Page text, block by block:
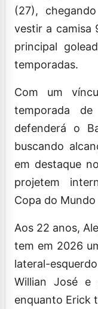
(27),
vestir a camisa
principal
temporadas.
Com um
temporada
defenderá o
buscando
em destaque
projetem
Copa do
Aos 22 anos,
tem em 2026
lateral-
Willian José
enquanto Erick